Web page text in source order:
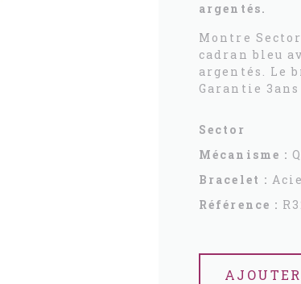
argentés.
Montre
cadran bleu
argentés. Le
Garantie 3ans
Sector
Mécanisme :
Bracelet :
Référence :